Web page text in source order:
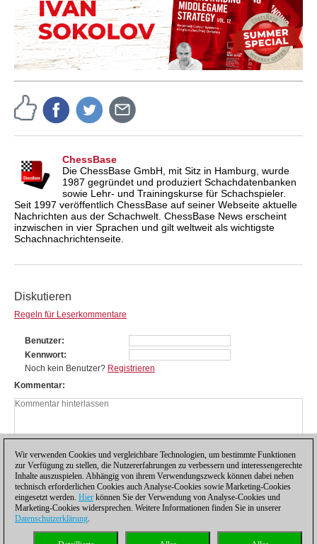
ChessBase
Die ChessBase GmbH, mit Sitz in Hamburg, wurde
1987 gegründet und produziert Schachdatenbanken
sowie Lehr- und Trainingskurse für Schachspieler.
Seit 1997 veröffentlich ChessBase auf seiner Webseite aktuelle
Nachrichten aus der Schachwelt. ChessBase News erscheint
inzwischen in vier Sprachen und gilt weltweit als wichtigste
Schachnachrichtenseite.
Diskutieren
Regeln für Leserkommentare
Benutzer
Kennwort
Noch kein Benutzer? Registrieren
Kommentar
Wir verwenden Cookies und vergleichbare Technologien, um bestimmte Funktionen
zur Verfügung zu stellen, die Nutzererfahrungen zu verbessern und interessengerechte
Inhalte auszuspielen. Abhängig von ihrem Verwendungszweck können dabei neben
technisch erforderlichen Cookies auch Analyse-Cookies sowie Marketing-Cookies
eingesetzt werden. Hier können Sie der Verwendung von Analyse-Cookies und
Marketing-Cookies widersprechen. Weitere Informationen finden Sie in unserer
Datenschutzerklärung.